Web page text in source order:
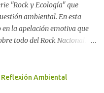
liderada por Javier
rebelión democrática
la tecnocracia nuclear
en el mundo. A 10 años
"Rock y Ecología" que
ambiental. En esta
la apelación emotiva que
todo del Rock Nacional.
en las canciones del
Ambiental